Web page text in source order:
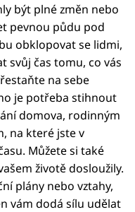
Vary
být plné změn nebo
pevnou půdu pod
obklopovat se lidmi,
svůj čas tomu, co vás
na sebe
je potřeba stihnout
domova, rodinným
na které jste v
Můžete si také
životě dosloužily.
plány nebo vztahy,
vám dodá sílu udělat